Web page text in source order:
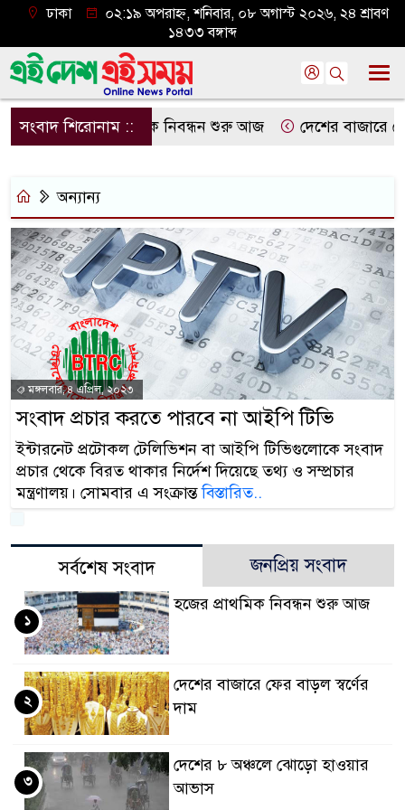
ঢাকা
০২:১৯ অপরাহ্ন, শনিবার, ০৮ অগাস্ট ২০২৬, ২৪ শ্রাবণ
১৪৩৩ বঙ্গাব্দ
সংবাদ শিরোনাম ::
হজের প্রাথমিক নিবন্ধন শুরু আজ দেশের বাজারে
অন্যান্য
মঙ্গলবার, ৪ এপ্রিল, ২০২৩
সংবাদ প্রচার করতে পারবে না আইপি টিভি
ইন্টারনেট প্রটোকল টেলিভিশন বা আইপি টিভিগুলোকে সংবাদ
প্রচার থেকে বিরত থাকার নির্দেশ দিয়েছে তথ্য ও সম্প্রচার
মন্ত্রণালয়। সোমবার এ সংক্রান্তবিস্তারিত..
সর্বশেষ সংবাদ জনপ্রিয় সংবাদ
হজের প্রাথমিক নিবন্ধন শুরু আজ
১
দেশের বাজারে ফের বাড়ল স্বর্ণের
দাম
২
দেশের ৮ অঞ্চলে ঝোড়ো হাওয়ার
আভাস
৩